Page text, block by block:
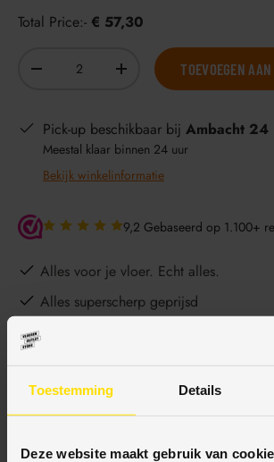
Toestemming Details
Deze website maakt gebruik van
Total Price:- € 57,30
-
+ TOEVOEGEN
Pick-up beschikbaar bij Ambacht 24
Meestal klaar binnen 24 uur
Bekijk winkelinformatie
9,2 Gebaseerd op 1.100+
Alles voor je vloer. Echt alles.
Alles superscherp geprijsd
Betaal achteraf
Gratis bezorgd vanaf €150,-
Ophalen en advies in onze showroom